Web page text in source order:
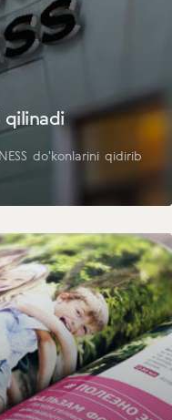
qilinadi
do'konlarini qidirib